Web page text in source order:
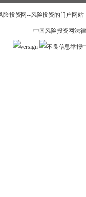
险投资网--风险投资的门户网
中国风险投资网法